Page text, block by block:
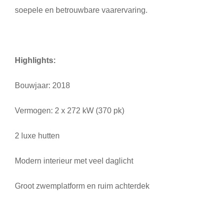
soepele en betrouwbare vaarervaring.
Highlights:
Bouwjaar: 2018
Vermogen: 2 x 272 kW (370 pk)
2 luxe hutten
Modern interieur met veel daglicht
Groot zwemplatform en ruim achterdek